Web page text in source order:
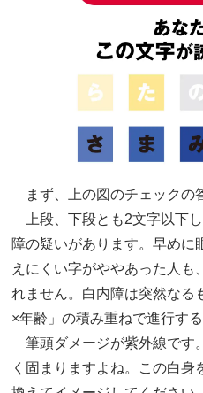
まず、上の図のチェックの
上段、下段とも2文字以下
障の疑いがあります。早めに
えにくい字がややあった人も
れません。白内障は突然なる
×年齢」の積み重ねで進行する
筆頭ダメージが紫外線です
く固まりますよね。この白身